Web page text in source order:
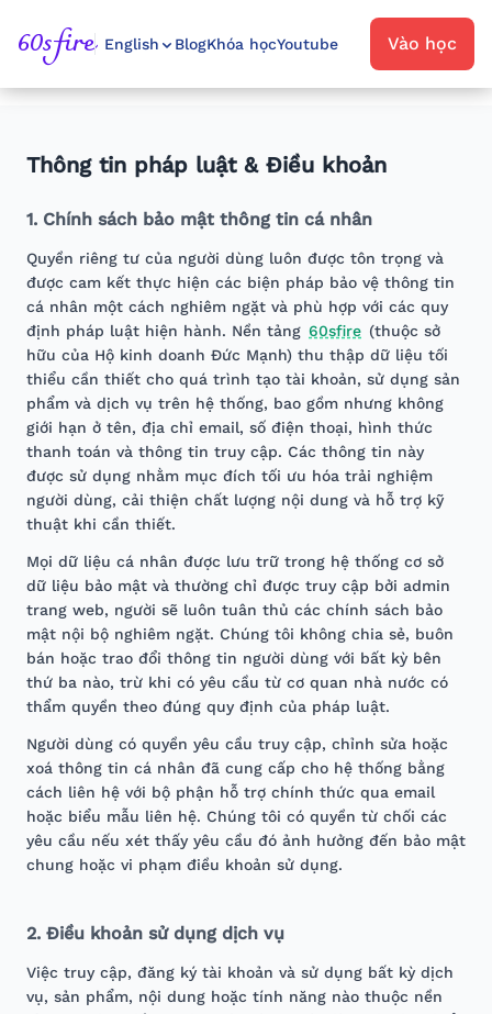
60sfire English BlogKhóa họcYoutube Vào học
Thông tin pháp luật & Điều khoản
1. Chính sách bảo mật thông tin cá nhân
Quyền riêng tư của người dùng luôn được tôn trọng và
được cam kết thực hiện các biện pháp bảo vệ thông tin
cá nhân một cách nghiêm ngặt và phù hợp với các quy
định pháp luật hiện hành. Nền tảng 60sfire (thuộc sở
hữu của Hộ kinh doanh Đức Mạnh) thu thập dữ liệu tối
thiểu cần thiết cho quá trình tạo tài khoản, sử dụng sản
phẩm và dịch vụ trên hệ thống, bao gồm nhưng không
giới hạn ở tên, địa chỉ email, số điện thoại, hình thức
thanh toán và thông tin truy cập. Các thông tin này
được sử dụng nhằm mục đích tối ưu hóa trải nghiệm
người dùng, cải thiện chất lượng nội dung và hỗ trợ kỹ
thuật khi cần thiết.
Mọi dữ liệu cá nhân được lưu trữ trong hệ thống cơ sở
dữ liệu bảo mật và thường chỉ được truy cập bởi admin
trang web, người sẽ luôn tuân thủ các chính sách bảo
mật nội bộ nghiêm ngặt. Chúng tôi không chia sẻ, buôn
bán hoặc trao đổi thông tin người dùng với bất kỳ bên
thứ ba nào, trừ khi có yêu cầu từ cơ quan nhà nước có
thẩm quyền theo đúng quy định của pháp luật.
Người dùng có quyền yêu cầu truy cập, chỉnh sửa hoặc
xoá thông tin cá nhân đã cung cấp cho hệ thống bằng
cách liên hệ với bộ phận hỗ trợ chính thức qua email
hoặc biểu mẫu liên hệ. Chúng tôi có quyền từ chối các
yêu cầu nếu xét thấy yêu cầu đó ảnh hưởng đến bảo mật
chung hoặc vi phạm điều khoản sử dụng.
2. Điều khoản sử dụng dịch vụ
Việc truy cập, đăng ký tài khoản và sử dụng bất kỳ dịch
vụ, sản phẩm, nội dung hoặc tính năng nào thuộc nền